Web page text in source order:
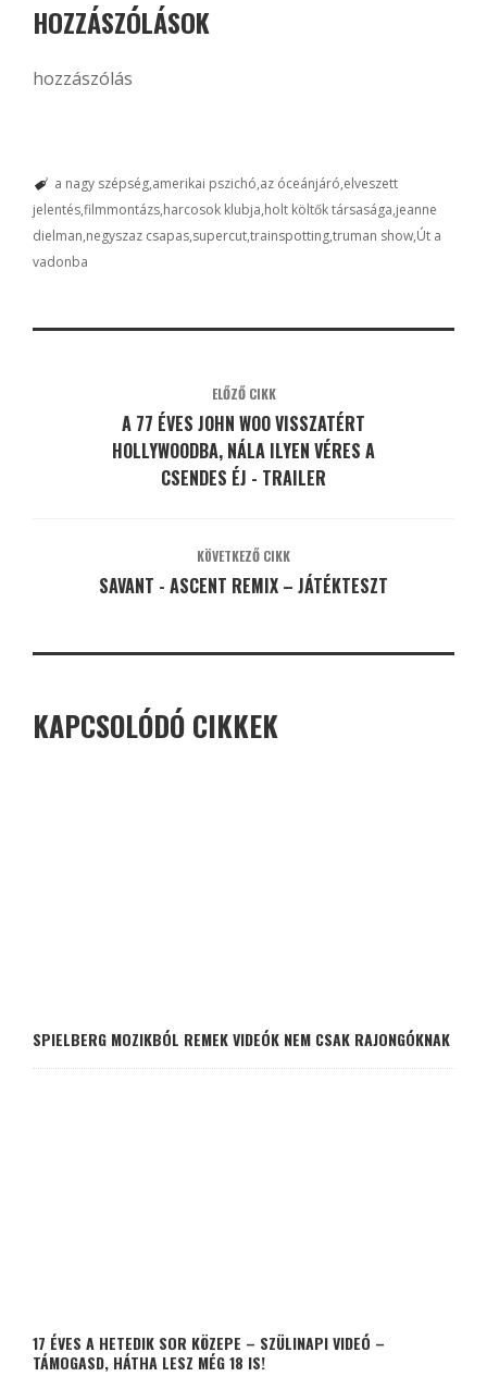
HOZZÁSZÓLÁSOK
hozzászólás
a nagy szépség amerikai pszichó az óceánjáró elveszett
jelentésfilmmontázs harcosok klubja holt költők társasága jeanne
dielman negyszaz csapas supercuttrainspottingtruman show Út a
vadonba
ELŐZŐ CIKK
A 77 ÉVES JOHN WOO VISSZATÉRT
HOLLYWOODBA, NÁLA ILYEN VÉRES A
CSENDES ÉJ - TRAILER
KÖVETKEZŐ CIKK
SAVANT - ASCENT REMIX – JÁTÉKTESZT
KAPCSOLÓDÓ CIKKEK
SPIELBERG MOZIKBÓL REMEK VIDEÓK NEM CSAK RAJONGÓKNAK
17 ÉVES A HETEDIK SOR KÖZEPE – SZÜLINAPI VIDEÓ –
TÁMOGASD, HÁTHA LESZ MÉG 18 IS!